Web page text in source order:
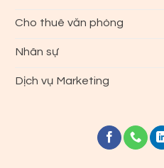
Cho thuê văn phòng
Nhân sự
Dịch vụ Marketing